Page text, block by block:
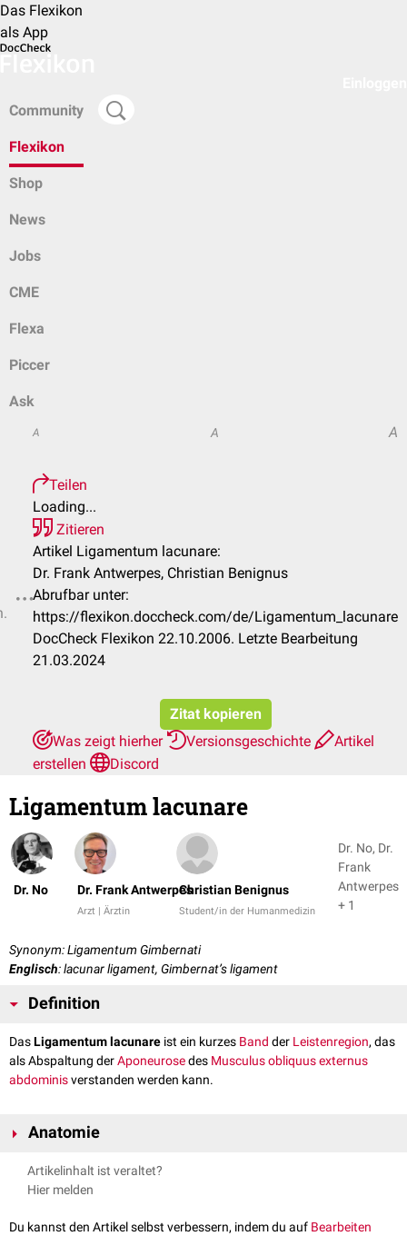
Das Flexikon
als App
Community
Flexikon
Shop
News
Jobs
CME
Flexa
Piccer
Ask
A A A
Teilen
Loading...
Zitieren
Artikel Ligamentum lacunare:
Dr. Frank Antwerpes, Christian Benignus
Abrufbar unter:
https://flexikon.doccheck.com/de/Ligamentum_lacunare
DocCheck Flexikon 22.10.2006. Letzte Bearbeitung
21.03.2024
Zitat kopieren
Was zeigt hierher
Versionsgeschichte
Artikel
erstellen
Discord
Ligamentum lacunare
Dr. No Dr. Frank Antwerpes
Arzt | Ärztin
Christian Benignus
Student/in der Humanmedizin
Dr. No, Dr.
Frank
Antwerpes
+ 1
Synonym: Ligamentum Gimbernati
Englisch: lacunar ligament, Gimbernat’s ligament
Definition
DasLigamentum lacunare ist ein kurzes Band der Leistenregion, das
als Abspaltung derAponeurosedes Musculus obliquus externus
abdominisverstanden werden kann.
Anatomie
Das Ligamentum lacunare steht
Pecten ossis pubis
dessen Apex nach medial
zeigt.
Artikelinhalt ist veraltet?
Hier melden
Du kannst den Artikel selbst verbessern, indem du auf Bearbeiten